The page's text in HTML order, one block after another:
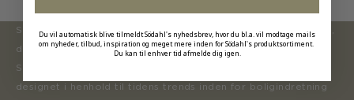
Södahl ønsker at tilbyde en moderne og attraktiv kollektion,
der inspirerer forbrugerne til at forny deres hjem.
Sortimentet opdateres løbende med nye produkter, der er
designet i henhold til tidens trends inden for boligindretning
Du vil automatisk blive tilmeldt Södahl's nyhedsbrev, hvor du bl.a. vil modtage mails
om nyheder, tilbud, inspiration og meget mere inden for Södahl's produktsortiment.
Du kan til enhver tid afmelde dig igen.